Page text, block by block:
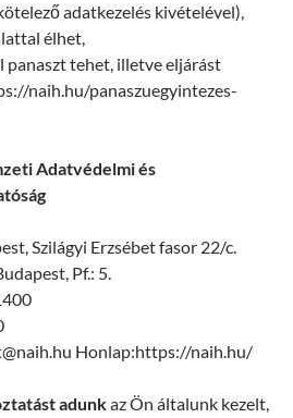
adatkezelés kivételével),
élhet,
panaszt tehet, illetve eljárást
naih.hu/panaszuegyintezes-
Adatvédelmi és
Szilágyi Erzsébet fasor 22/c.
Pf.: 5.
Honlap:https://naih.hu/
adunkaz Ön általunk kezelt,